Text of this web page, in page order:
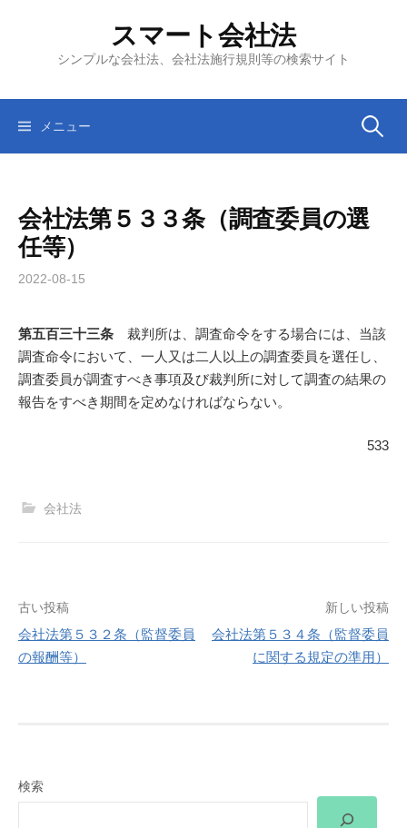
ツ
スマート会社法
シンプルな会社法、会社法施行規則等の検索サイト
メニュー 検
会社法第５３３条（調査委員の選
任等）
2022-08-15
第五百三十三条 裁判所は、調査命令をする場合には、当該
調査命令において、一人又は二人以上の調査委員を選任し、
調査委員が調査すべき事項及び裁判所に対して調査の結果の
報告をすべき期間を定めなければならない。
533
会社法
投
稿
ー
古い投稿
会社法第５３２条（監督委員
の報酬等）
新しい投稿
会社法第５３４条（監督委員
に関する規定の準用）
検索